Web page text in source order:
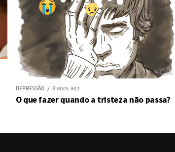
DEPRESSÃO 8 anos ago
O que fazer quando a tristeza não passa?